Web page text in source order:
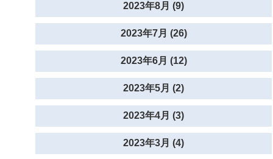
2023年8月 (9)
2023年7月 (26)
2023年6月 (12)
2023年5月 (2)
2023年4月 (3)
2023年3月 (4)